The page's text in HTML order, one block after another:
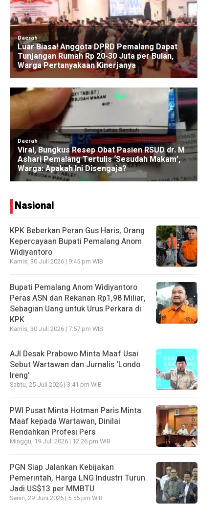
Nasional
KPK Beberkan Peran Gus Haris, Orang
Kepercayaan Bupati Pemalang Anom
Widiyantoro
Kamis, 30 Juli 2026 | 9:45 pm WIB
Bupati Pemalang Anom Widiyantoro
Peras ASN dan Rekanan Rp1,98 Miliar,
Sebagian Uang untuk Urus Perkara di
KPK
Kamis, 30 Juli 2026 | 7:57 pm WIB
AJI Desak Prabowo Minta Maaf Usai
Sebut Wartawan dan Jurnalis ‘Londo
Ireng’
Sabtu, 25 Juli 2026 | 3:41 pm WIB
PWI Pusat Minta Hotman Paris Minta
Maaf kepada Wartawan, Dinilai
Rendahkan Profesi Pers
Minggu, 19 Juli 2026 | 12:26 pm WIB
PGN Siap Jalankan Kebijakan
Pemerintah, Harga LNG Industri Turun
Jadi US$13 per MMBTU
Senin, 29 Juni 2026 | 5:56 pm WIB